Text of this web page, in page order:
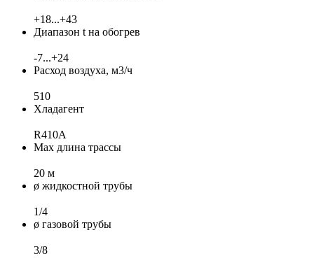
+18...+43
Диапазон t на обогрев
-7...+24
Расход воздуха, м3/ч
510
Хладагент
R410A
Max длина трассы
20 м
ø жидкостной трубы
1/4
ø газовой трубы
3/8